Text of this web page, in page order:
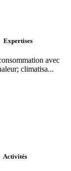
Expertises
avec
climatisa...
Activités